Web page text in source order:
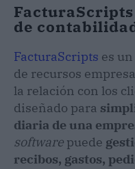
de
FacturaScripts es un
de recursos
la relación con los
diseñado para
diaria de una
software puede
recibos, gastos,